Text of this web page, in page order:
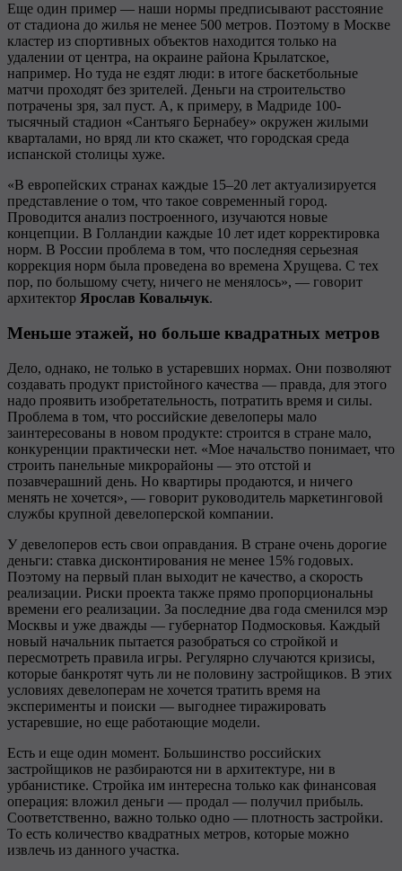
Еще один пример — наши нормы предписывают расстояние
от стадиона до жилья не менее 500 метров. Поэтому в Москве
кластер из спортивных объектов находится только на
удалении от центра, на окраине района Крылатское,
например. Но туда не ездят люди: в итоге баскетбольные
матчи проходят без зрителей. Деньги на строительство
потрачены зря, зал пуст. А, к примеру, в Мадриде 100-
тысячный стадион «Сантьяго Бернабеу» окружен жилыми
кварталами, но вряд ли кто скажет, что городская среда
испанской столицы хуже.
«В европейских странах каждые 15–20 лет актуализируется
представление о том, что такое современный город.
Проводится анализ построенного, изучаются новые
концепции. В Голландии каждые 10 лет идет корректировка
норм. В России проблема в том, что последняя серьезная
коррекция норм была проведена во времена Хрущева. С тех
пор, по большому счету, ничего не менялось», — говорит
архитектор Ярослав Ковальчук.
Меньше этажей, но больше квадратных метров
Дело, однако, не только в устаревших нормах. Они позволяют
создавать продукт пристойного качества — правда, для этого
надо проявить изобретательность, потратить время и силы.
Проблема в том, что российские девелоперы мало
заинтересованы в новом продукте: строится в стране мало,
конкуренции практически нет. «Мое начальство понимает, что
строить панельные микрорайоны — это отстой и
позавчерашний день. Но квартиры продаются, и ничего
менять не хочется», — говорит руководитель маркетинговой
службы крупной девелоперской компании.
У девелоперов есть свои оправдания. В стране очень дорогие
деньги: ставка дисконтирования не менее 15% годовых.
Поэтому на первый план выходит не качество, а скорость
реализации. Риски проекта также прямо пропорциональны
времени его реализации. За последние два года сменился мэр
Москвы и уже дважды — губернатор Подмосковья. Каждый
новый начальник пытается разобраться со стройкой и
пересмотреть правила игры. Регулярно случаются кризисы,
которые банкротят чуть ли не половину застройщиков. В этих
условиях девелоперам не хочется тратить время на
эксперименты и поиски — выгоднее тиражировать
устаревшие, но еще работающие модели.
Есть и еще один момент. Большинство российских
застройщиков не разбираются ни в архитектуре, ни в
урбанистике. Стройка им интересна только как финансовая
операция: вложил деньги — продал — получил прибыль.
Соответственно, важно только одно — плотность застройки.
То есть количество квадратных метров, которые можно
извлечь из данного участка.